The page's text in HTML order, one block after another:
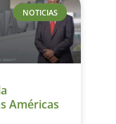
NOTICIAS
Américas